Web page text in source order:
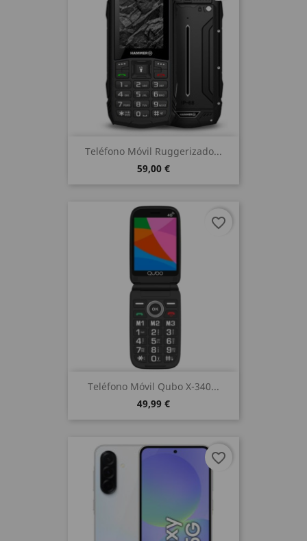
Teléfono Móvil Ruggerizado...
59,00 €
Teléfono Móvil Qubo X-340...
49,99 €
favorite_border
favorite_border